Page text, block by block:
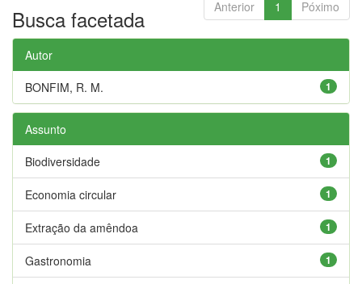
Anterior 1 Póximo
Busca facetada
Autor
1
BONFIM, R. M.
Assunto
1
Biodiversidade
1
Economia circular
1
Extração da amêndoa
1
Gastronomia